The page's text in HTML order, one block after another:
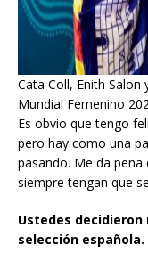
Cata Coll, Enith Salon
Mundial Femenino
Es obvio que tengo
pero hay como una
pasando. Me da
siempre tengan que
Ustedes decidieron
selección